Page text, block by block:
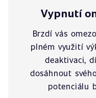
Vypnutí
Brzdí vás
plném využití
deaktivaci,
dosáhnout
potenciálu